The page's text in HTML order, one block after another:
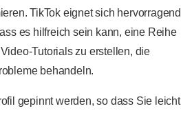
TikTok eignet sich hervorragend
es hilfreich sein kann, eine Reihe
Tutorials zu erstellen, die
behandeln.
gepinnt werden, so dass Sie leicht